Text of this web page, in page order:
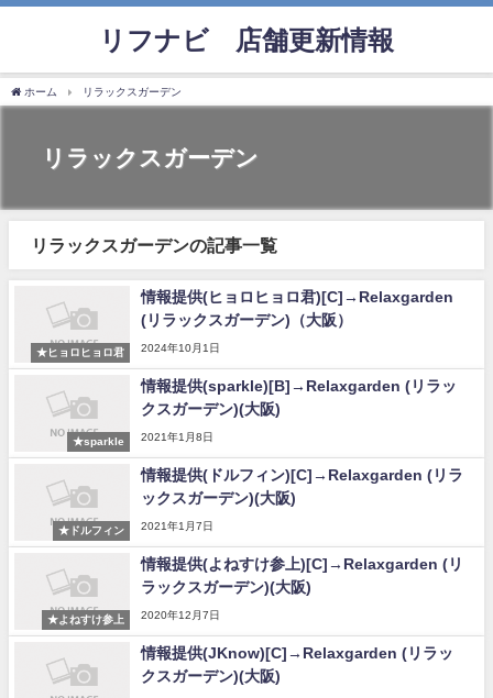
リフナビ®店舗更新情報
ホーム リラックスガーデン
リラックスガーデン
リラックスガーデンの記事一覧
★ヒョロヒョロ君
情報提供(ヒョロヒョロ君)[C]→Relaxgarden
(リラックスガーデン)（大阪）
2024年10月1日
★sparkle
情報提供(sparkle)[B]→Relaxgarden (リラッ
クスガーデン)(大阪)
2021年1月8日
★ドルフィン
情報提供(ドルフィン)[C]→Relaxgarden (リラ
ックスガーデン)(大阪)
2021年1月7日
★よねすけ参上
情報提供(よねすけ参上)[C]→Relaxgarden (リ
ラックスガーデン)(大阪)
2020年12月7日
情報提供(JKnow)[C]→Relaxgarden (リラッ
クスガーデン)(大阪)